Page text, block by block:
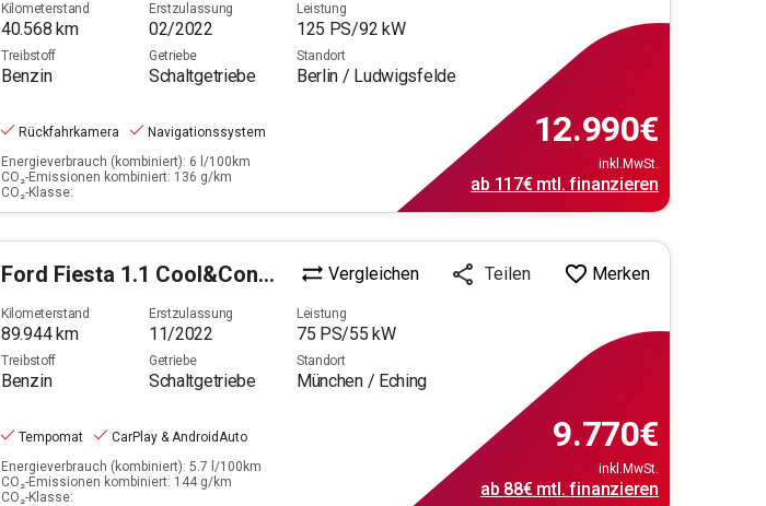
Kilometerstand
40.568 km
Erstzulassung
02/2022
Leistung
125 PS/92 kW
Treibstoff
Benzin
Getriebe
Schaltgetriebe
Standort
Berlin / Ludwigsfelde
Rückfahrkamera
Navigationssystem
Energieverbrauch (kombiniert): 6 l/100km
CO₂-Emissionen kombiniert: 136 g/km
CO₂-Klasse:
12.990€
inkl.MwSt.
ab 117€mtl. finanzieren
Ford Fiesta 1.1 Cool&Connect Vergleichen Teilen Merken
Kilometerstand
89.944km
Erstzulassung
11/2022
Leistung
75 PS/55 kW
Treibstoff
Benzin
Getriebe
Schaltgetriebe
Standort
München / Eching
Tempomat
CarPlay & AndroidAuto
Energieverbrauch (kombiniert): 5.7 l/100km
CO₂-Emissionen kombiniert: 144 g/km
CO₂-Klasse:
9.770€
inkl.MwSt.
ab 88€mtl. finanzieren